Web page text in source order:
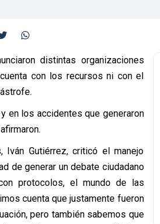
distintas organizaciones
con los recursos ni con el
en los accidentes que generaron
Gutiérrez, criticó el manejo
de generar un debate ciudadano
protocolos, el mundo de las
cuenta que justamente fueron
pero también sabemos que